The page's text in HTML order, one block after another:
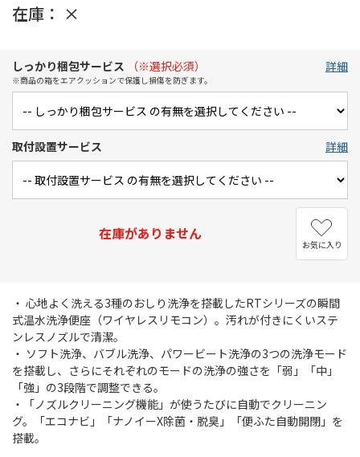
在庫： ×
しっかり梱包サービス （※選択必須）
※商品の箱をエアクッションで保護し損傷を防ぎます。
詳細
取付設置サービス 詳細
在庫がありません
お気に入り
・ 心地よく洗える3種のおしり洗浄を搭載したRTシリーズの瞬間
式温水洗浄便座（ワイヤレスリモコン）。汚れが付きにくいステ
ンレスノズルで清潔。
・ ソフト洗浄、バブル洗浄、パワービート洗浄の3つの洗浄モード
を搭載し、さらにそれぞれのモードの洗浄の強さを「弱」「中」
「強」の3段階で調整できる。
・「ノズルクリーニング機能」が使うたびに自動でクリーニン
グ。「エコナビ」「ナノイーX除菌・脱臭」「便ふた自動開閉」を
搭載。